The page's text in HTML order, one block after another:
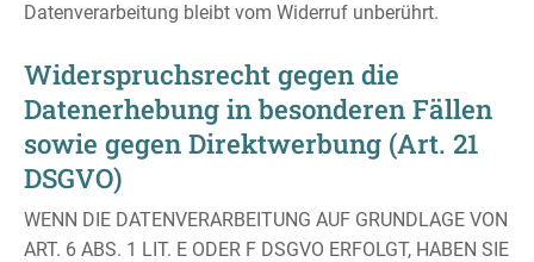
Datenverarbeitung bleibt vom Widerruf unberührt.
Widerspruchsrecht gegen die
Datenerhebung in besonderen Fällen
sowie gegen Direktwerbung (Art. 21
DSGVO)
WENN DIE DATENVERARBEITUNG AUF GRUNDLAGE VON
ART. 6 ABS. 1 LIT. E ODER F DSGVO ERFOLGT, HABEN SIE